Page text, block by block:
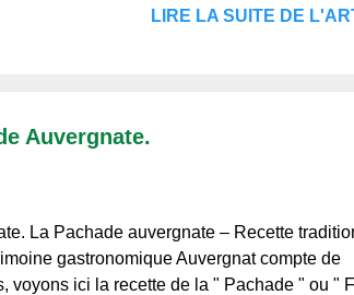
nous sommes bien fatigués de cette
LIRE LA SUITE DE
Auvergnate.
La Pachade auvergnate – Recette
gastronomique Auvergnat compte de
voyons ici la recette de la " Pachade " ou "